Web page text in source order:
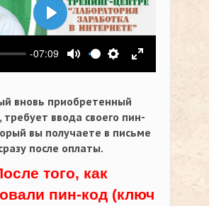
-07:09
Выключить звук
Настройки
На весь
Воспроизвести
вновь приобретенный
требует ввода своего пин-
вы получаете в письме
после оплаты.
того, как
пин-код (ключ